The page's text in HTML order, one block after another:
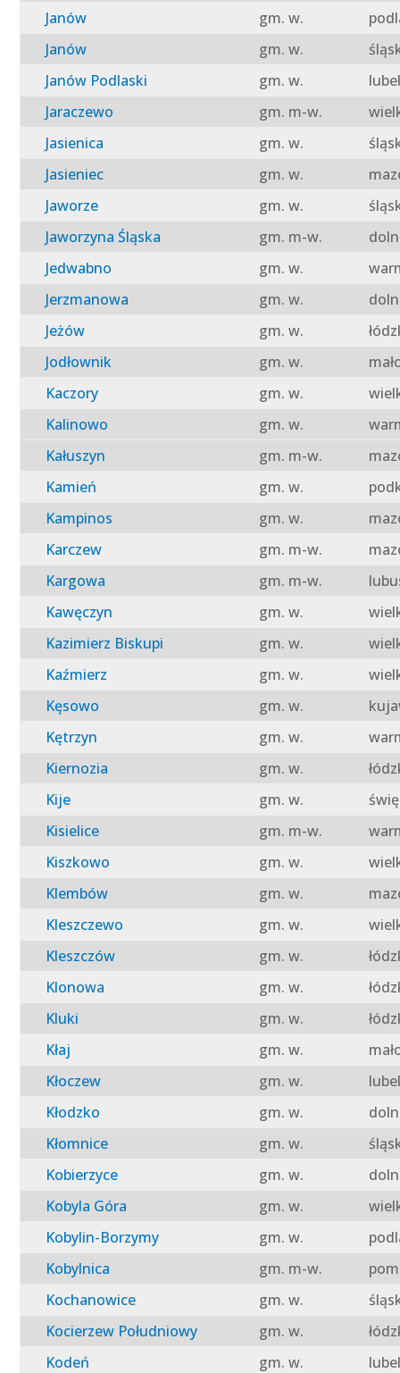
Janów gm. w.
Janów
gm. w.
Janów Podlaski
gm. w.
Jaraczewo
gm. m-w.
Jasienica
gm. w.
Jasieniec
gm. w.
Jaworze
gm. w.
Jaworzyna Śląska
gm. m-w.
Jedwabno
gm. w.
Jerzmanowa
gm. w.
Jeżów
gm. w.
Jodłownik
gm. w.
Kaczory
gm. w.
Kalinowo
gm. w.
Kałuszyn
gm. m-w.
Kamień
gm. w.
Kampinos
gm. w.
Karczew
gm. m-w.
Kargowa
gm. m-w.
Kawęczyn
gm. w.
Kazimierz Biskupi
gm. w.
Kaźmierz
gm. w.
Kęsowo
gm. w.
Kętrzyn
gm. w.
Kiernozia
gm. w.
Kije
gm. w.
Kisielice
gm. m-w.
Kiszkowo
gm. w.
Klembów
gm. w.
Kleszczewo
gm. w.
Kleszczów
gm. w.
Klonowa
gm. w.
Kluki
gm. w.
Kłaj
gm. w.
Kłoczew
gm. w.
Kłodzko
gm. w.
Kłomnice
gm. w.
Kobierzyce
gm. w.
Kobyla Góra
gm. w.
Kobylin-Borzymy
gm. w.
Kobylnica
gm. m-w.
Kochanowice
gm. w.
Kocierzew Południowy
gm. w.
Kodeń
gm. w.